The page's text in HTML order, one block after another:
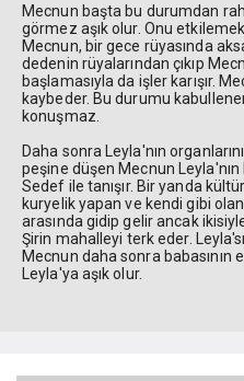
Mecnun başta bu durumdan
görmez aşık olur. Onu
Mecnun, bir gece rüyasında
dedenin rüyalarından çıkıp
başlamasıyla da işler karışır.
kaybeder. Bu durumu
konuşmaz.
Daha sonra Leyla'nın
peşine düşen Mecnun
Sedef ile tanışır. Bir yanda
kuryelik yapan ve kendi gibi
arasında gidip gelir ancak
Şirin mahalleyi terk eder.
Mecnun daha sonra babasının
Leyla'ya aşık olur.